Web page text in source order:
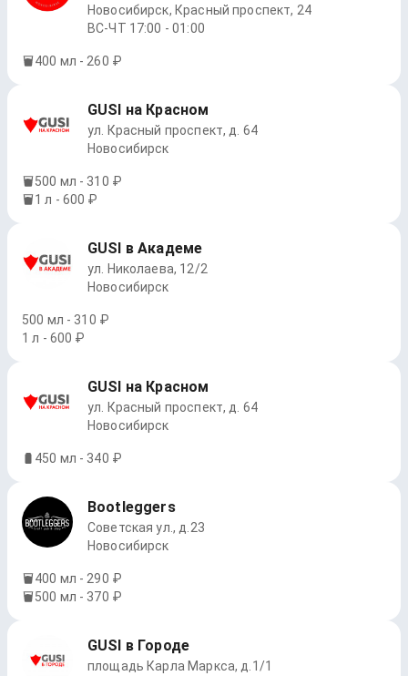
Новосибирск, Красный проспект, 24
ВС-ЧТ 17:00 - 01:00
400 мл - 260 ₽
GUSI на Красном
ул. Красный проспект, д. 64
Новосибирск
500 мл - 310 ₽
1 л - 600 ₽
GUSI в Академе
ул. Николаева, 12/2
Новосибирск
500 мл - 310 ₽
1 л - 600 ₽
GUSI на Красном
ул. Красный проспект, д. 64
Новосибирск
450 мл - 340 ₽
Bootleggers
Советская ул., д.23
Новосибирск
400 мл - 290 ₽
500 мл - 370 ₽
GUSI в Городе
площадь Карла Маркса, д.1/1